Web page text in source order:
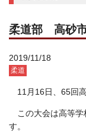
柔道部 高砂
2019/11/18
柔道
11月16日、65回
この大会は高等
す。